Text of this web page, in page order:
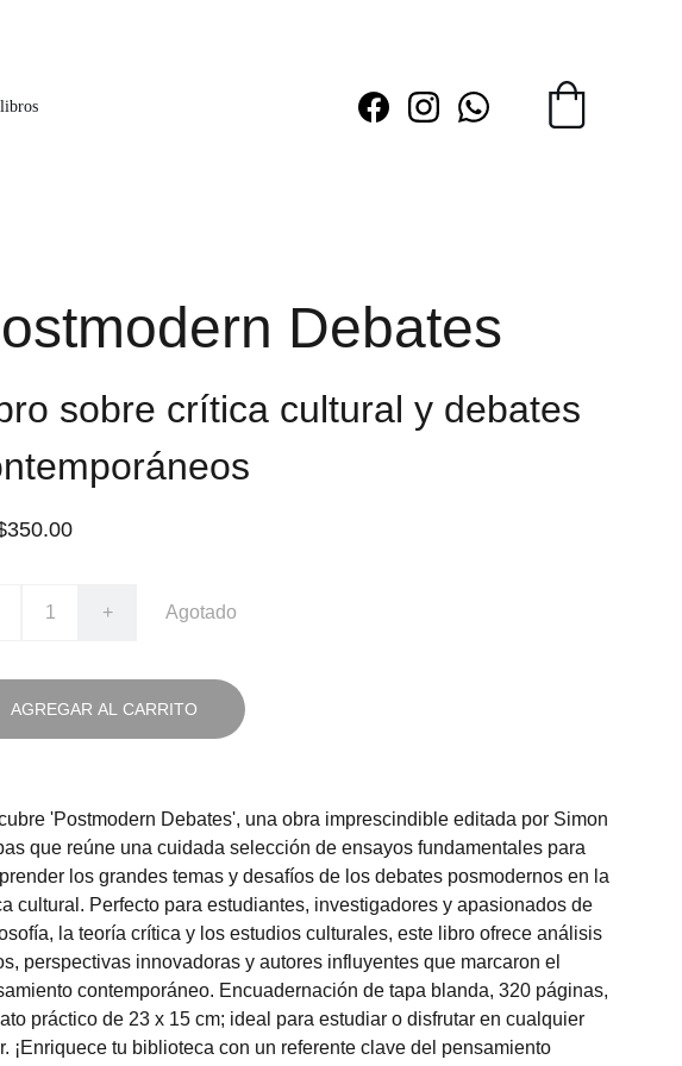
Debates
sobre crítica cultural y debates
+ Agotado
AGREGAR AL CARRITO
'Postmodern Debates', una obra imprescindible editada por Simon
que reúne una cuidada selección de ensayos fundamentales para
los grandes temas y desafíos de los debates posmodernos en la
cultural. Perfecto para estudiantes, investigadores y apasionados de
la teoría crítica y los estudios culturales, este libro ofrece análisis
perspectivas innovadoras y autores influyentes que marcaron el
contemporáneo. Encuadernación de tapa blanda, 320 páginas,
práctico de 23 x 15 cm; ideal para estudiar o disfrutar en cualquier
¡Enriquece tu biblioteca con un referente clave del pensamiento